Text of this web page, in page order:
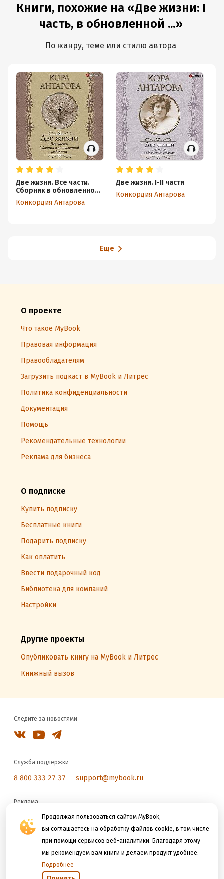
Продолжая пользоваться сайтом MyBook,
вы соглашаетесь на обработку файлов cookie, в том числе
при помощи сервисов веб-аналитики. Благодаря этому
мы рекомендуем вам книги и делаем продукт удобнее.
Подробнее
Книги, похожие на «Две жизни: I
часть, в обновленной ...»
По жанру, теме или стилю автора
Две жизни. Все части.
Сборник в обновленной
редакции
Конкордия Антарова
Две жизни. I-II части
Конкордия Антарова
Еще
О проекте
Что такое MyBook
Правовая информация
Правообладателям
Загрузить подкаст в MyBook и Литрес
Политика конфиденциальности
Документация
Помощь
Рекомендательные технологии
Реклама для бизнеса
О подписке
Купить подписку
Бесплатные книги
Подарить подписку
Как оплатить
Ввести подарочный код
Библиотека для компаний
Настройки
Другие проекты
Опубликовать книгу на MyBook и Литрес
Книжный вызов
Следите за новостями
Служба поддержки
8 800 333 27 37 support@mybook.ru
Реклама
reklama@litres.ru
Мы принимаем к оплате